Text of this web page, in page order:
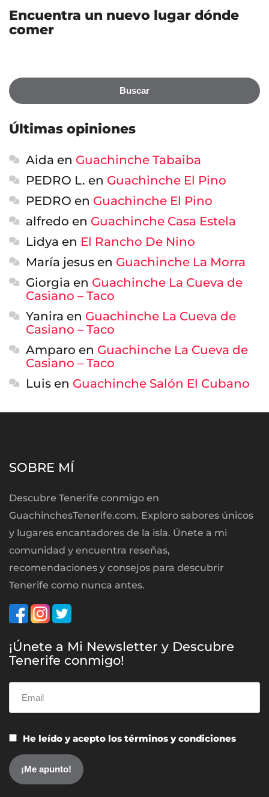
Encuentra un nuevo lugar dónde
comer
Buscar
Últimas opiniones
Aida en Guachinche Tabaiba
PEDRO L. en Guachinche El Pino
PEDRO en Guachinche El Pino
alfredo en Guachinche Casa Estela
Lidya en El Rancho De Nino
María jesus en Guachinche La Morra
Giorgia en Guachinche La Cueva de
Casiano – Taco
Yanira en Guachinche La Cueva de
Casiano – Taco
Amparo en Guachinche La Cueva de
Casiano – Taco
Luis en Guachinche Salón El Cubano
SOBRE MÍ
Descubre Tenerife conmigo en
GuachinchesTenerife.com. Exploro sabores únicos
y lugares encantadores de la isla. Únete a mi
comunidad y encuentra reseñas,
recomendaciones y consejos para descubrir
Tenerife como nunca antes.
¡Únete a Mi Newsletter y Descubre
Tenerife conmigo!
He leído y acepto los términos y condiciones